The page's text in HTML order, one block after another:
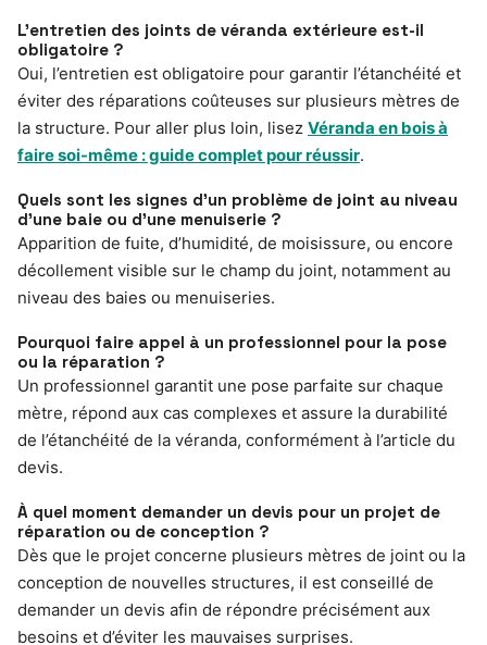
L’entretien des joints de véranda extérieure est-il
obligatoire ?
Oui, l’entretien est obligatoire pour garantir l’étanchéité et
éviter des réparations coûteuses sur plusieurs mètres de
la structure. Pour aller plus loin, lisez Véranda en bois à
faire soi-même : guide complet pour réussir.
Quels sont les signes d’un problème de joint au niveau
d’une baie ou d’une menuiserie ?
Apparition de fuite, d’humidité, de moisissure, ou encore
décollement visible sur le champ du joint, notamment au
niveau des baies ou menuiseries.
Pourquoi faire appel à un professionnel pour la pose
ou la réparation ?
Un professionnel garantit une pose parfaite sur chaque
mètre, répond aux cas complexes et assure la durabilité
de l’étanchéité de la véranda, conformément à l’article du
devis.
À quel moment demander un devis pour un projet de
réparation ou de conception ?
Dès que le projet concerne plusieurs mètres de joint ou la
conception de nouvelles structures, il est conseillé de
demander un devis afin de répondre précisément aux
besoins et d’éviter les mauvaises surprises.